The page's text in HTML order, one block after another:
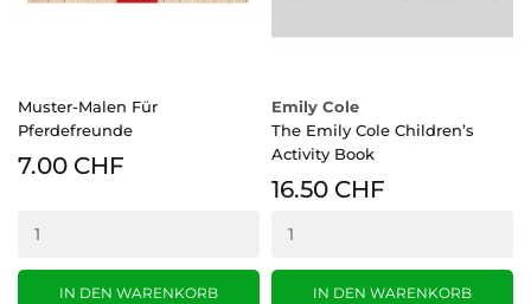
Muster-Malen Für
Pferdefreunde
7.00 CHF
IN DEN WARENKORB
Emily Cole
The Emily Cole Children’s
Activity Book
16.50 CHF
IN DEN WARENKORB